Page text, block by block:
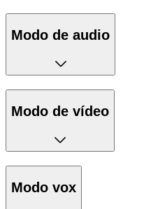
Modo de audio
Modo de vídeo
Modo vox